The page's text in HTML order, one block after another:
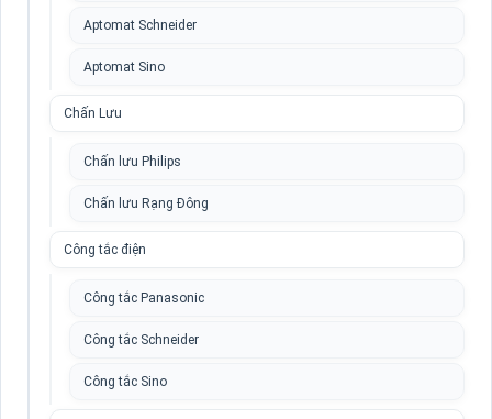
Aptomat Schneider
Aptomat Sino
Chấn Lưu
Chấn lưu Philips
Chấn lưu Rạng Đông
Công tắc điện
Công tắc Panasonic
Công tắc Schneider
Công tắc Sino